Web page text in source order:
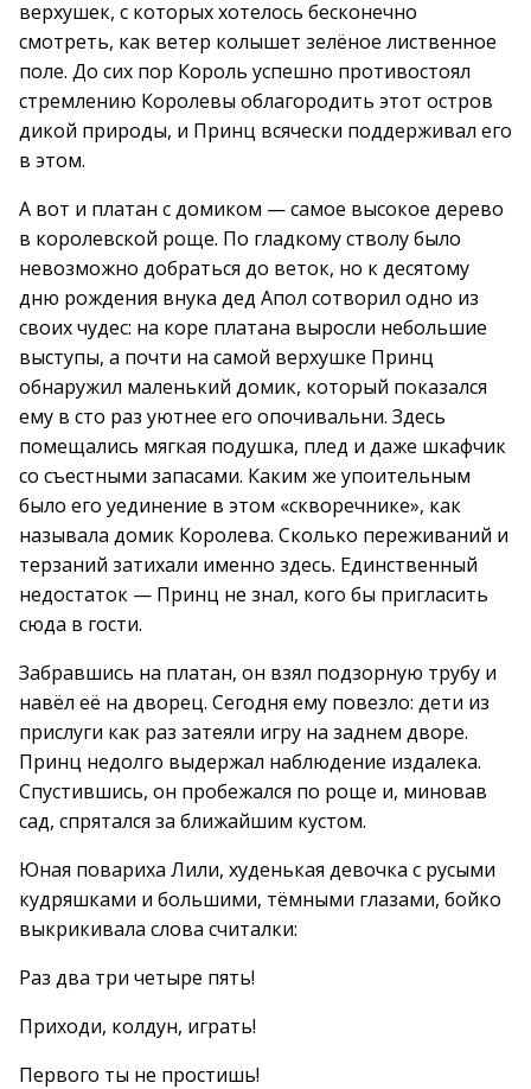
верхушек, с которых хотелось бесконечно
смотреть, как ветер колышет зелёное лиственное
поле. До сих пор Король успешно противостоял
стремлению Королевы облагородить этот остров
дикой природы, и Принц всячески поддерживал его
в этом.
А вот и платан с домиком — самое высокое дерево
в королевской роще. По гладкому стволу было
невозможно добраться до веток, но к десятому
дню рождения внука дед Апол сотворил одно из
своих чудес: на коре платана выросли небольшие
выступы, а почти на самой верхушке Принц
обнаружил маленький домик, который показался
ему в сто раз уютнее его опочивальни. Здесь
помещались мягкая подушка, плед и даже шкафчик
со съестными запасами. Каким же упоительным
было его уединение в этом «скворечнике», как
называла домик Королева. Сколько переживаний и
терзаний затихали именно здесь. Единственный
недостаток — Принц не знал, кого бы пригласить
сюда в гости.
Забравшись на платан, он взял подзорную трубу и
навёл её на дворец. Сегодня ему повезло: дети из
прислуги как раз затеяли игру на заднем дворе.
Принц недолго выдержал наблюдение издалека.
Спустившись, он пробежался по роще и, миновав
сад, спрятался за ближайшим кустом.
Юная повариха Лили, худенькая девочка с русыми
кудряшками и большими, тёмными глазами, бойко
выкрикивала слова считалки:
Раз два три четыре пять!
Приходи, колдун, играть!
Первого ты не простишь!